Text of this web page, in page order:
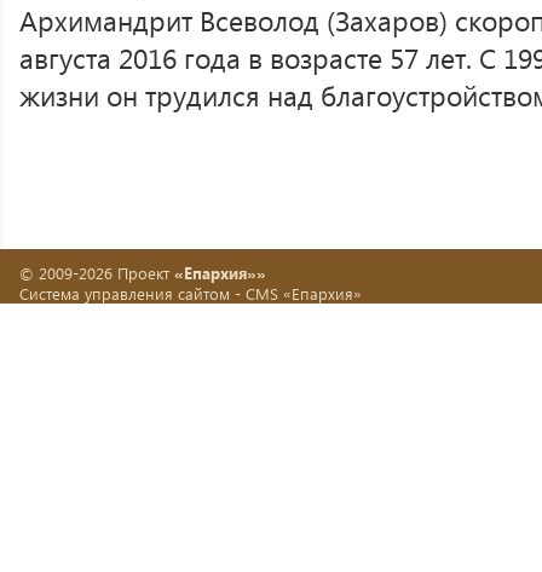
Архимандрит Всеволод (Захаров)
августа 2016 года в возрасте 57 лет. С
жизни он трудился над
© 2009-2026 Проект «Епархия»»
Система управления сайтом - CMS «Епархия»